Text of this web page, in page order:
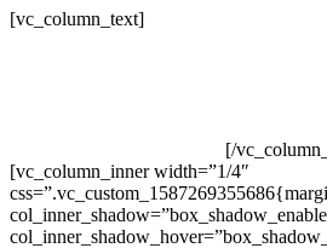
[vc_column_text]
[/
[vc_column_inner width=”1/4″